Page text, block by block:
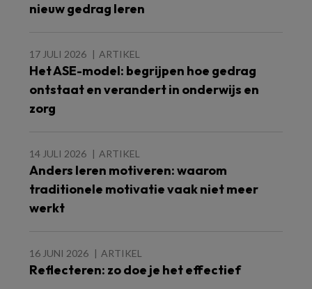
nieuw gedrag leren
17 JULI 2026 ARTIKEL
Het ASE-model: begrijpen hoe gedrag
ontstaat en verandert in onderwijs en
zorg
14 JULI 2026 ARTIKEL
Anders leren motiveren: waarom
traditionele motivatie vaak niet meer
werkt
16 JUNI 2026 ARTIKEL
Reflecteren: zo doe je het effectief